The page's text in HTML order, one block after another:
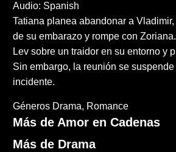
Audio: Spanish
Tatiana planea abandonar a
de su embarazo y rompe con
Lev sobre un traidor en su entorno y
Sin embargo, la reunión se
incidente.
Géneros Drama Romance
Más de Amor en Cadenas
Más de Drama